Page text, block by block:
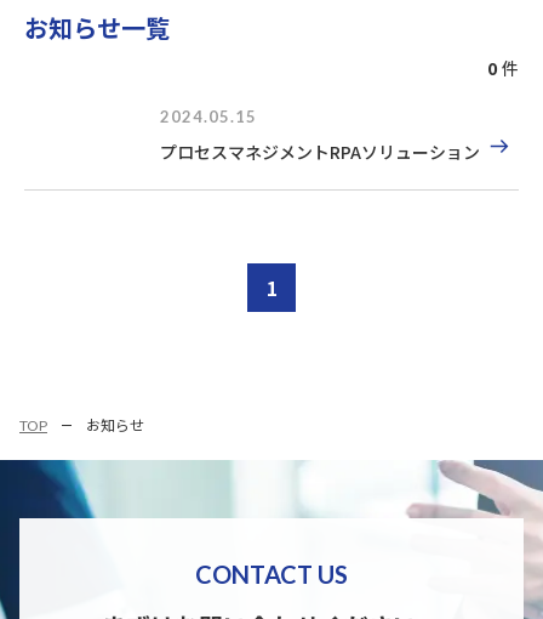
お知らせ一覧
0 件
2024.05.15
プロセスマネジメントRPAソリューション
1
TOP お知らせ
CONTACT US